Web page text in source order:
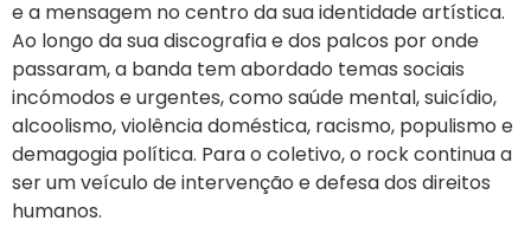
e a mensagem no centro da sua identidade artística.
Ao longo da sua discografia e dos palcos por onde
passaram, a banda tem abordado temas sociais
incómodos e urgentes, como saúde mental, suicídio,
alcoolismo, violência doméstica, racismo, populismo e
demagogia política. Para o coletivo, o rock continua a
ser um veículo de intervenção e defesa dos direitos
humanos.